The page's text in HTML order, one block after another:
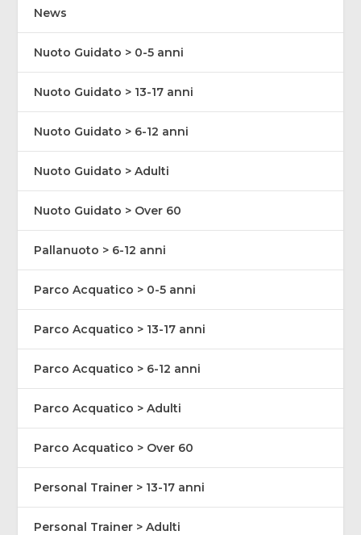
News
Nuoto Guidato > 0-5 anni
Nuoto Guidato > 13-17 anni
Nuoto Guidato > 6-12 anni
Nuoto Guidato > Adulti
Nuoto Guidato > Over 60
Pallanuoto > 6-12 anni
Parco Acquatico > 0-5 anni
Parco Acquatico > 13-17 anni
Parco Acquatico > 6-12 anni
Parco Acquatico > Adulti
Parco Acquatico > Over 60
Personal Trainer > 13-17 anni
Personal Trainer > Adulti